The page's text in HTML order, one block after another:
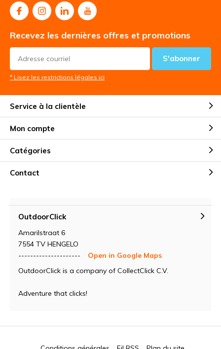
Recevez les dernières offres et promotions
S'abonner
* Lisez les restrictions légales ici
Service à la clientèle
Mon compte
Catégories
Contact
OutdoorClick
Amarilstraat 6
7554 TV HENGELO
---------------------
Open in Google Maps
OutdoorClick is a company of CollectClick C.V.
Adventure that clicks!